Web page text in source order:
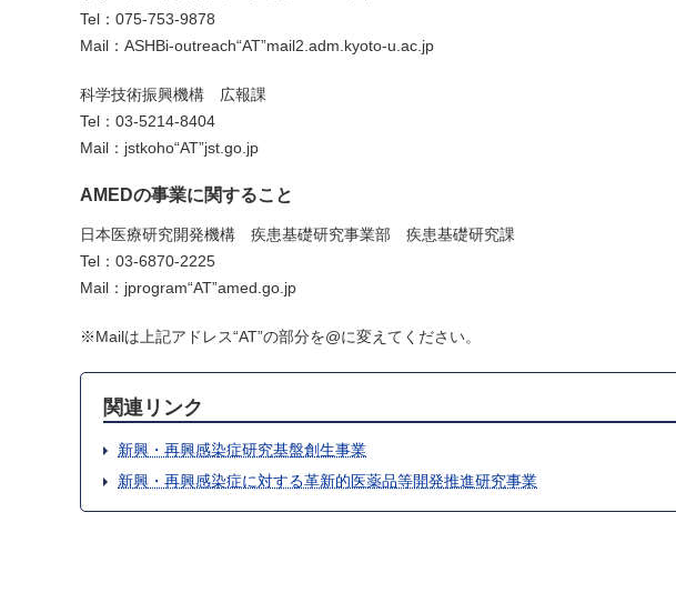
Tel：075-753-9878
Mail：ASHBi-outreach“AT”mail2.adm.kyoto-u.ac.jp
科学技術振興機構 広報課
Tel：03-5214-8404
Mail：jstkoho“AT”jst.go.jp
AMEDの事業に関すること
日本医療研究開発機構 疾患基礎研究事業部 疾患基礎研究課
Tel：03-6870-2225
Mail：jprogram“AT”amed.go.jp
※Mailは上記アドレス“AT”の部分を@に変えてください。
関連リンク
新興・再興感染症研究基盤創生事業
新興・再興感染症に対する革新的医薬品等開発推進研究事業